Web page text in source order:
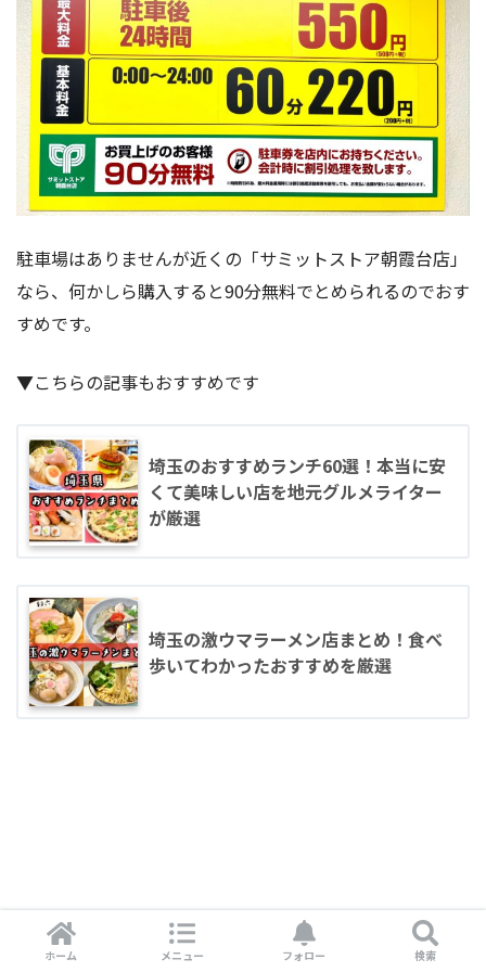
駐車場はありませんが近くの「サミットストア朝霞台店」
なら、何かしら購入すると90分無料でとめられるのでおす
すめです。
▼こちらの記事もおすすめです
埼玉のおすすめランチ60選！本当に安
くて美味しい店を地元グルメライター
が厳選
埼玉の激ウマラーメン店まとめ！食べ
歩いてわかったおすすめを厳選
ホーム メニュー フォロー 検索